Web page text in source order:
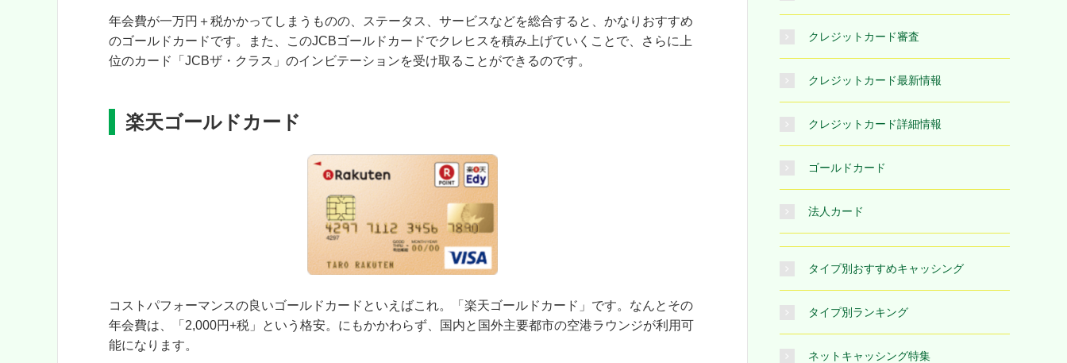
年会費が一万円＋税かかってしまうものの、ステータス、サービスなどを総合すると、かなりおすすめ
のゴールドカードです。また、このJCBゴールドカードでクレヒスを積み上げていくことで、さらに上
位のカード「JCBザ・クラス」のインビテーションを受け取ることができるのです。
楽天ゴールドカード
コストパフォーマンスの良いゴールドカードといえばこれ。「楽天ゴールドカード」です。なんとその
年会費は、「2,000円+税」という格安。にもかかわらず、国内と国外主要都市の空港ラウンジが利用可
能になります。
クレジットカード審査
クレジットカード最新情報
クレジットカード詳細情報
ゴールドカード
法人カード
タイプ別おすすめキャッシング
タイプ別ランキング
ネットキャッシング特集